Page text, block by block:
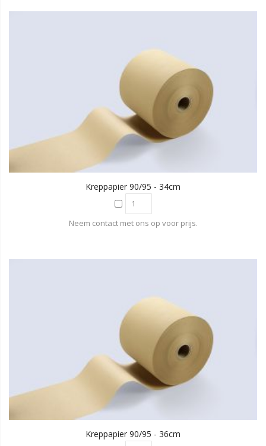
Kreppapier 90/95 - 34cm
Neem contact met ons op voor prijs.
Kreppapier 90/95 - 36cm